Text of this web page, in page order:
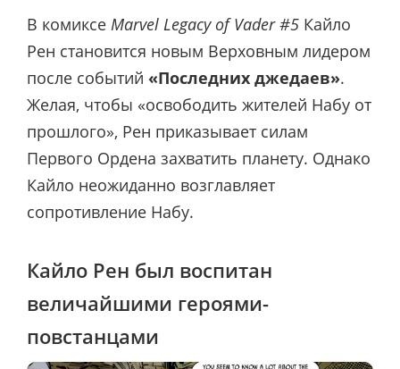
В комиксе Marvel Legacy of Vader #5 Кайло
Рен становится новым Верховным лидером
после событий «Последних джедаев».
Желая, чтобы «освободить жителей Набу от
прошлого», Рен приказывает силам
Первого Ордена захватить планету. Однако
Кайло неожиданно возглавляет
сопротивление Набу.
Кайло Рен был воспитан
величайшими героями-
повстанцами